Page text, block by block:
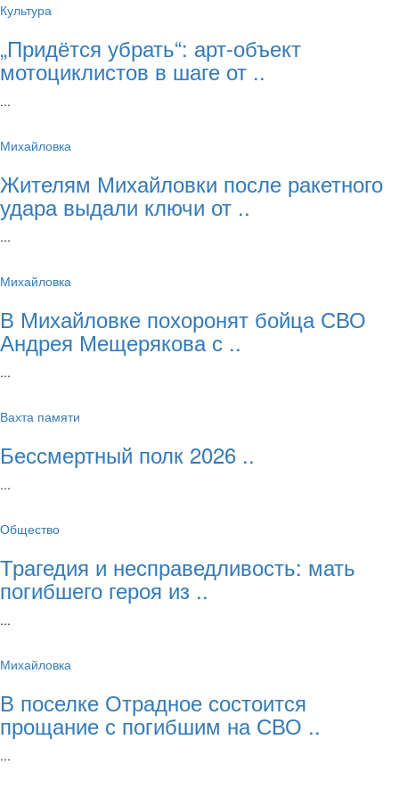
Культура
„Придётся убрать“: арт‑объект
мотоциклистов в шаге от ..
...
Михайловка
Жителям Михайловки после ракетного
удара выдали ключи от ..
...
Михайловка
В Михайловке похоронят бойца СВО
Андрея Мещерякова с ..
...
Вахта памяти
Бессмертный полк 2026 ..
...
Общество
Трагедия и несправедливость: мать
погибшего героя из ..
...
Михайловка
В поселке Отрадное состоится
прощание с погибшим на СВО ..
...